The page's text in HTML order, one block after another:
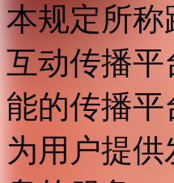
本规定所
互动传播
能的传播平
为用户提